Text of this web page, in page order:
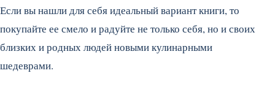
Если вы нашли для себя идеальный вариант книги, то
покупайте ее смело и радуйте не только себя, но и своих
близких и родных людей новыми кулинарными
шедеврами.